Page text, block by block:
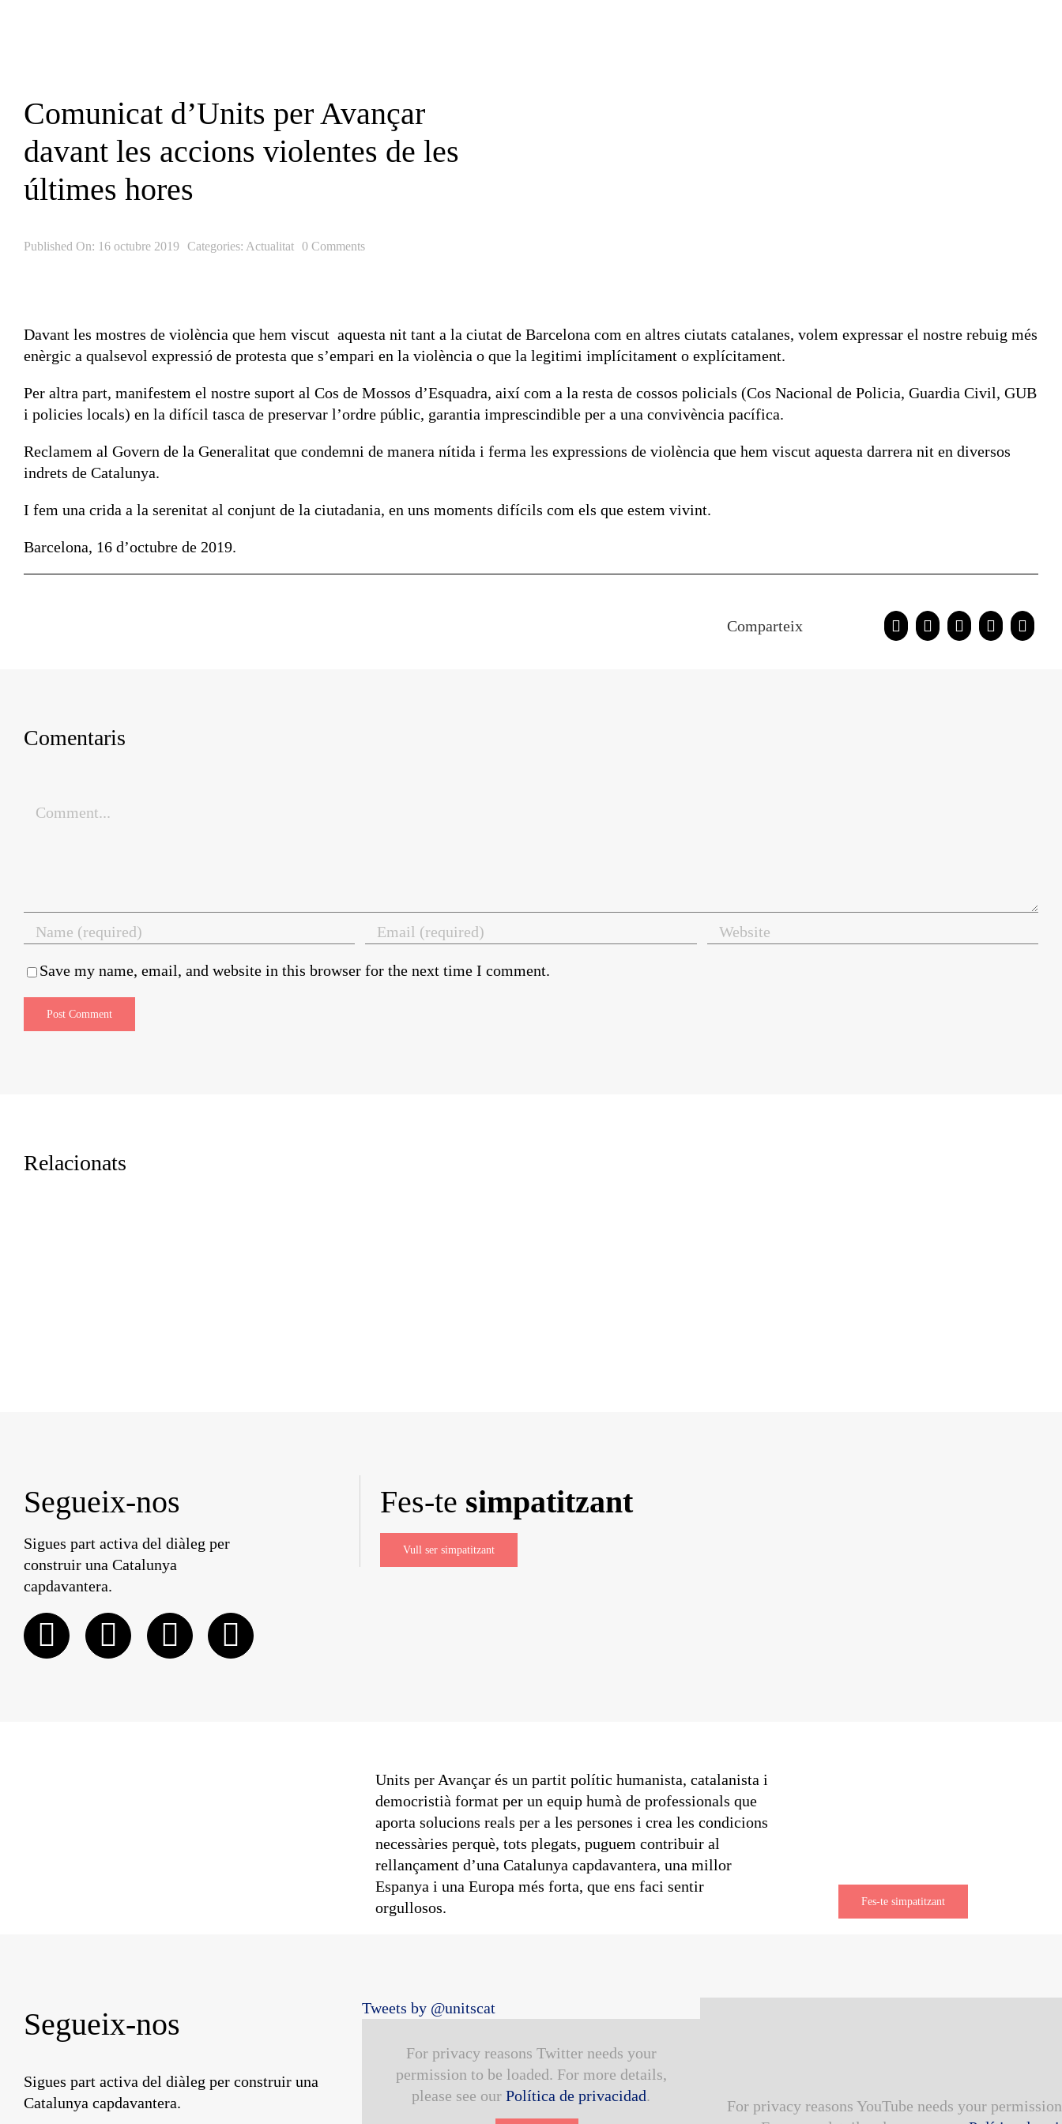
Comunicat d’Units per Avançar
davant les accions violentes de les
últimes hores
Published On: 16 octubre 2019 Categories: Actualitat 0 Comments
Davant les mostres de violència que hem viscut aquesta nit tant a la ciutat de Barcelona com en altres ciutats catalanes, volem expressar el nostre rebuig més
enèrgic a qualsevol expressió de protesta que s’empari en la violència o que la legitimi implícitament o explícitament.
Per altra part, manifestem el nostre suport al Cos de Mossos d’Esquadra, així com a la resta de cossos policials (Cos Nacional de Policia, Guardia Civil, GUB
i policies locals) en la difícil tasca de preservar l’ordre públic, garantia imprescindible per a una convivència pacífica.
Reclamem al Govern de la Generalitat que condemni de manera nítida i ferma les expressions de violència que hem viscut aquesta darrera nit en diversos
indrets de Catalunya.
I fem una crida a la serenitat al conjunt de la ciutadania, en uns moments difícils com els que estem vivint.
Barcelona, 16 d’octubre de 2019.
Comparteix
Comentaris
Comment
Save my name, email, and website in this browser for the next time I comment.
Relacionats
Segueix-nos
Sigues part activa del diàleg per
construir una Catalunya
capdavantera.
Fes-te simpatitzant
Vull ser simpatitzant
Units per Avançar és un partit polític humanista, catalanista i
democristià format per un equip humà de professionals que
aporta solucions reals per a les persones i crea les condicions
necessàries perquè, tots plegats, puguem contribuir al
rellançament d’una Catalunya capdavantera, una millor
Espanya i una Europa més forta, que ens faci sentir
orgullosos.
Fes-te simpatitzant
Segueix-nos
Sigues part activa del diàleg per construir una
Catalunya capdavantera.
Tweets by @unitscat
For privacy reasons Twitter needs your
permission to be loaded. For more details,
please see our Política de privacidad.
For privacy reasons YouTube needs your